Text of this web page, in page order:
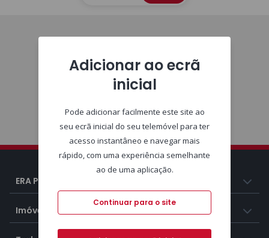
ERA Portugal
Imóveis
Adicionar ao ecrã
inicial
Pode adicionar facilmente este site ao
seu ecrã inicial do seu telemóvel para ter
acesso instantâneo e navegar mais
rápido, com uma experiência semelhante
ao de uma aplicação.
Continuar para o site